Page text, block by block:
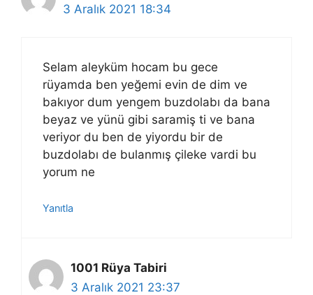
3 Aralık 2021 18:34
Selam aleyküm hocam bu gece
rüyamda ben yeğemi evin de dim ve
bakıyor dum yengem buzdolabı da bana
beyaz ve yünü gibi saramiş ti ve bana
veriyor du ben de yiyordu bir de
buzdolabı de bulanmış çileke vardi bu
yorum ne
Yanıtla
1001 Rüya Tabiri
3 Aralık 2021 23:37